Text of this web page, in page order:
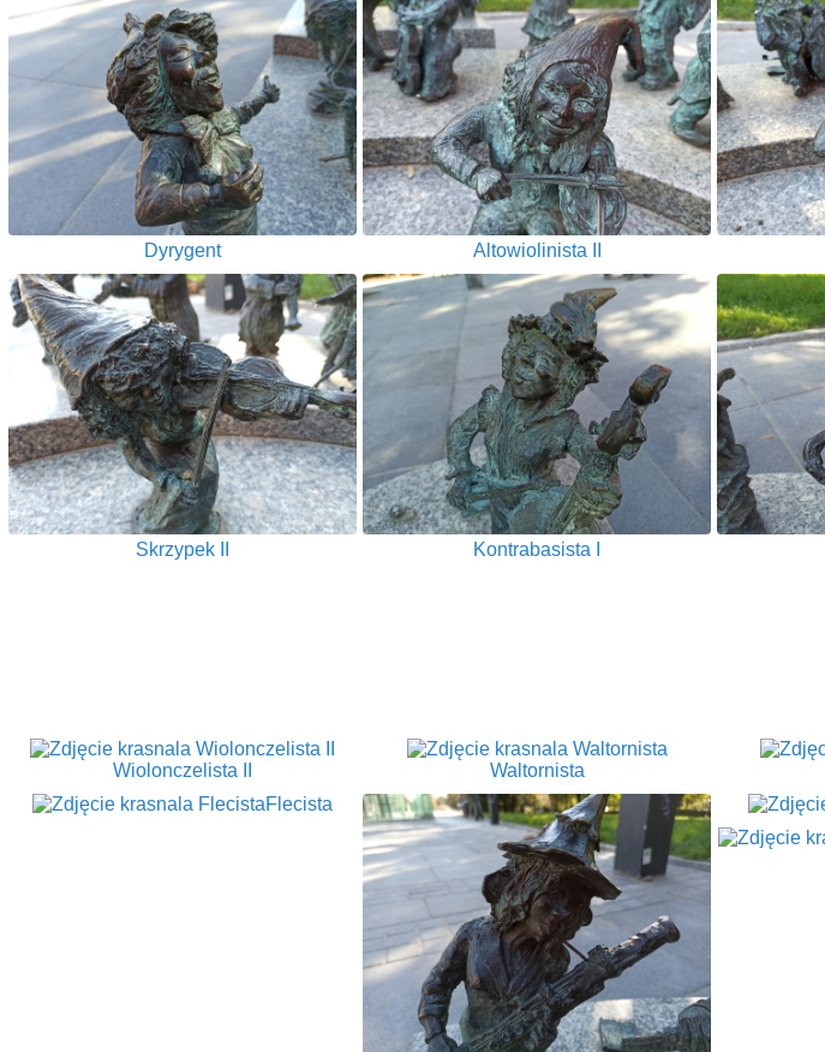
Dyrygent Altowiolinista II
Skrzypek II Kontrabasista I
Wiolonczelista II Waltornista
Flecista